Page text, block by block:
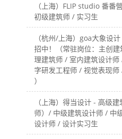
（上海）FLIP studio 番番
初级建筑师 / 实习生
（杭州/上海）goa大象设
招中！（常驻岗位：主创
理建筑师 / 室内建筑设计
字研发工程师 / 视觉表现
）
（上海）得当设计 - 高级
师）/ 中级建筑设计师 / 中
设计师 / 设计实习生